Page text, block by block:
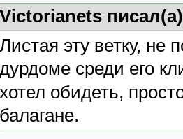
Victorianets
Листая эту ветку, не
дурдоме среди его
хотел обидеть,
балагане.